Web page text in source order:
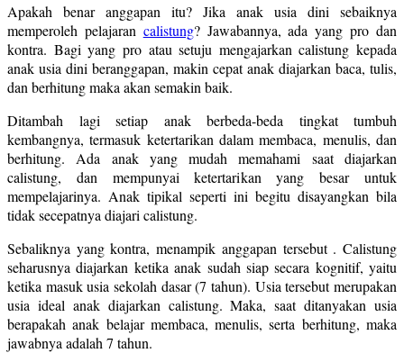
Apakah benar anggapan itu? Jika anak usia dini sebaiknya
memperoleh pelajaran calistung? Jawabannya, ada yang pro dan
kontra. Bagi yang pro atau setuju mengajarkan calistung kepada
anak usia dini beranggapan, makin cepat anak diajarkan baca, tulis,
dan berhitung maka akan semakin baik.
Ditambah lagi setiap anak berbeda-beda tingkat tumbuh
kembangnya, termasuk ketertarikan dalam membaca, menulis, dan
berhitung. Ada anak yang mudah memahami saat diajarkan
calistung, dan mempunyai ketertarikan yang besar untuk
mempelajarinya. Anak tipikal seperti ini begitu disayangkan bila
tidak secepatnya diajari calistung.
Sebaliknya yang kontra, menampik anggapan tersebut . Calistung
seharusnya diajarkan ketika anak sudah siap secara kognitif, yaitu
ketika masuk usia sekolah dasar (7 tahun). Usia tersebut merupakan
usia ideal anak diajarkan calistung. Maka, saat ditanyakan usia
berapakah anak belajar membaca, menulis, serta berhitung, maka
jawabnya adalah 7 tahun.